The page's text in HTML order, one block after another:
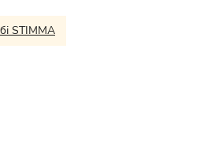
STIMMA